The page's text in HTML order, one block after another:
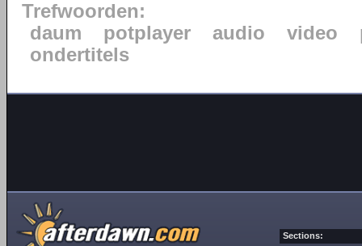
Trefwoorden:
daum
potplayer audio video
ondertitels
Sections: